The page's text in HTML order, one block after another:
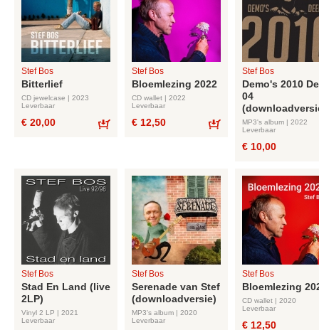
Stef Bos
Bitterlief
CD jewelcase | 2023
Leverbaar
€ 20,00
Stef Bos
Bloemlezing 2022
CD wallet | 2022
Leverbaar
€ 12,50
Stef Bos
Demo's 2010
04
MP3's album | 2022
Leverbaar
€ 10,00
Stef Bos
Stad En Land (live
2LP)
Vinyl 2 LP | 2021
Leverbaar
Stef Bos
Serenade van Stef
(downloadversie)
MP3's album | 2020
Leverbaar
Stef Bos
Bloemlezing
CD wallet | 2020
Leverbaar
€ 12,50